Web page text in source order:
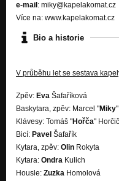
e-mail : miky@kapelakomat.cz
Více na: www.kapelakomat.cz
Bio a historie
V průběhu let se sestava
Zpěv: Eva Šafaříková
Baskytara, zpěv: Marcel "Miky
Klávesy: Tomáš "Hořča"
Bicí: Pavel Šafařík
Kytara, zpěv: Olin Rokyta
Kytara: Ondra Kulich
Housle: Zuzka Homolová